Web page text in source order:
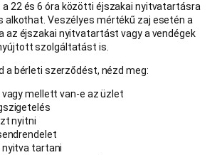
a 22 és 6 óra közötti éjszakai nyitvatartásra
alkothat. Veszélyes mértékű zaj esetén a
az éjszakai nyitvatartást vagy a vendégek
szolgáltatást is.
a bérleti szerződést, nézd meg:
mellett van-e az üzlet
nyitni
tartani